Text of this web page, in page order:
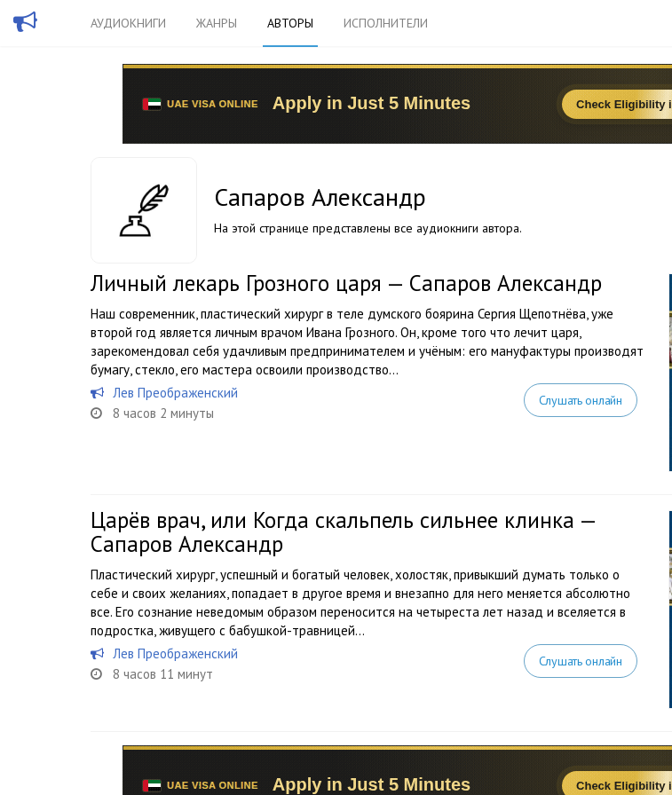
АУДИОКНИГИ ЖАНРЫ АВТОРЫ ИСПОЛНИТЕЛИ
Сапаров Александр
На этой странице представлены все аудиокниги автора.
Личный лекарь Грозного царя — Сапаров Александр
Наш современник, пластический хирург в теле думского боярина Сергия Щепотнёва, уже
второй год является личным врачом Ивана Грозного. Он, кроме того что лечит царя,
зарекомендовал себя удачливым предпринимателем и учёным: его мануфактуры производят
бумагу, стекло, его мастера освоили производство...
Лев Преображенский
8 часов 2 минуты
Слушать онлайн
Царёв врач, или Когда скальпель сильнее клинка —
Сапаров Александр
Пластический хирург, успешный и богатый человек, холостяк, привыкший думать только о
себе и своих желаниях, попадает в другое время и внезапно для него меняется абсолютно
все. Его сознание неведомым образом переносится на четыреста лет назад и вселяется в
подростка, живущего с бабушкой-травницей...
Лев Преображенский
8 часов 11 минут
Слушать онлайн